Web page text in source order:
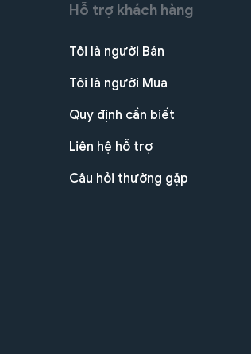
Hỗ trợ khách hàng
Tôi là người Bán
Tôi là người Mua
Quy định cần biết
Liên hệ hỗ trợ
Câu hỏi thường gặp